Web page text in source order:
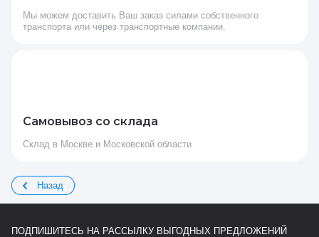
Мы можем доставить Ваш заказ силами собственного
транспорта или через транспортные компании.
Самовывоз со склада
Склад в Москве и Московской области
Назад
ПОДПИШИТЕСЬ НА РАССЫЛКУ ВЫГОДНЫХ ПРЕДЛОЖЕНИЙ